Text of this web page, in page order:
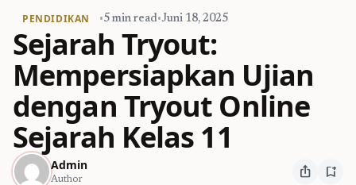
PENDIDIKAN •5 min read•Juni 18, 2025
Sejarah Tryout:
Mempersiapkan Ujian
dengan Tryout Online
Sejarah Kelas 11
Admin
Author ios_share bookmark_add